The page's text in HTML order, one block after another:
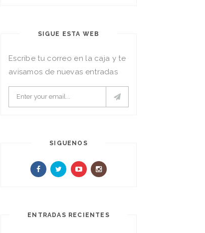
SIGUE ESTA WEB
Escribe tu correo en la caja y te
avisamos de nuevas entradas
SIGUENOS
ENTRADAS RECIENTES